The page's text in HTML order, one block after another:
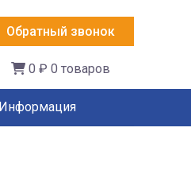
Обратный звонок
0 ₽ 0 товаров
Информация